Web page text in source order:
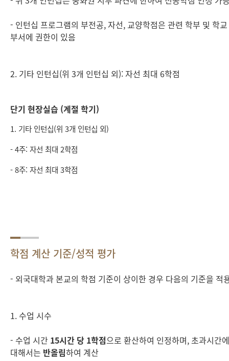
- 인턴십 프로그램의 부전공, 자선, 교양학점은 관련 학부 및 학교
부서에 권한이 있음
2. 기타 인턴십(위 3개 인턴십 외): 자선 최대 6학점
단기 현장실습 (계절 학기)
1. 기타 인턴십(위 3개 인턴십 외)
- 4주: 자선 최대 2학점
- 8주: 자선 최대 3학점
학점 계산 기준/성적 평가
- 외국대학과 본교의 학점 기준이 상이한 경우 다음의 기준을 적
1. 수업 시수
- 수업 시간 15시간 당 1학점으로 환산하여 인정하며, 초과시간에
대해서는 반올림하여 계산